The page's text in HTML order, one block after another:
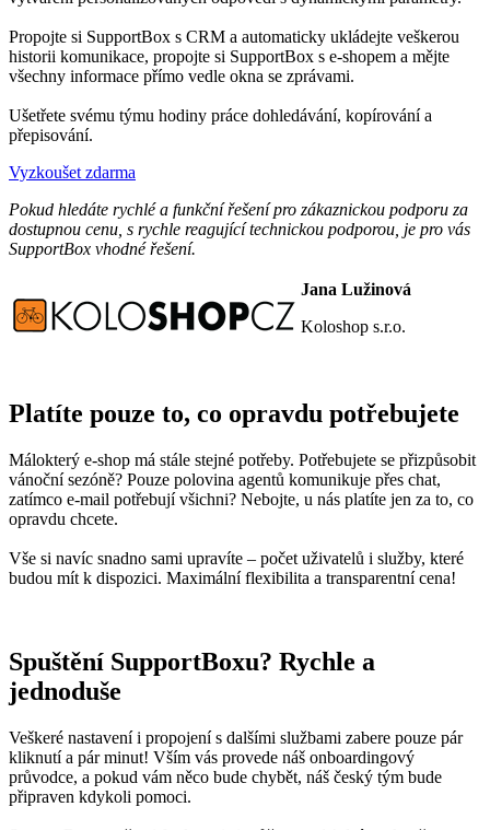
Propojte si SupportBox s CRM a automaticky ukládejte veškerou
historii komunikace, propojte si SupportBox s e-shopem a mějte
všechny informace přímo vedle okna se zprávami.
Ušetřete svému týmu hodiny práce dohledávání, kopírování a
přepisování.
Vyzkoušet zdarma
Pokud hledáte rychlé a funkční řešení pro zákaznickou podporu za
dostupnou cenu, s rychle reagující technickou podporou, je pro vás
SupportBox vhodné řešení.
Jana Lužinová
Koloshop s.r.o.
Platíte pouze to, co opravdu potřebujete
Málokterý e-shop má stále stejné potřeby. Potřebujete se přizpůsobit
vánoční sezóně? Pouze polovina agentů komunikuje přes chat,
zatímco e-mail potřebují všichni? Nebojte, u nás platíte jen za to, co
opravdu chcete.
Vše si navíc snadno sami upravíte – počet uživatelů i služby, které
budou mít k dispozici. Maximální flexibilita a transparentní cena!
Spuštění SupportBoxu? Rychle a
jednoduše
Veškeré nastavení i propojení s dalšími službami zabere pouze pár
kliknutí a pár minut! Vším vás provede náš onboardingový
průvodce, a pokud vám něco bude chybět, náš český tým bude
připraven kdykoli pomoci.